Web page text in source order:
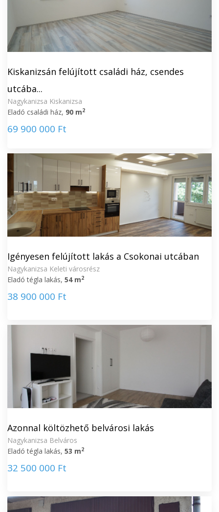
Kiskanizsán felújított családi ház, csendes
utcába...
Nagykanizsa Kiskanizsa
Eladó családi ház, 90 m2
69 900 000 Ft
Igényesen felújított lakás a Csokonai utcában
Nagykanizsa Keleti városrész
Eladó tégla lakás, 54 m2
38 900 000 Ft
Azonnal költözhető belvárosi lakás
Nagykanizsa Belváros
Eladó tégla lakás, 53 m2
32 500 000 Ft